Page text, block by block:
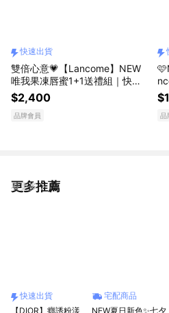
快速出貨
雙倍心意💗【Lancome】NEW
唯我果凍唇蜜1+1送禮組｜快速
出貨｜送女生｜生日禮物
$2,400
品牌會員
液
品
更多推薦
看更多
快速出貨
【DIOR】癮誘粉漾
宅配商品
NEW夏日新色✨七夕